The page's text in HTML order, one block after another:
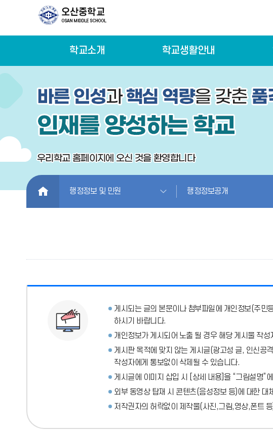
학교소개 학교생활안내
HOME 행정정보 및 민원 행정정보공개
게시되는 글의 본문이나 첨부파일에 개인정보(주민
하시기 바랍니다.
개인정보가 게시되어 노출 될 경우 해당 게시물 작
게시판 목적에 맞지 않는 게시글(광고성 글, 인신공
작성자에게 통보없이 삭제될 수 있습니다.
게시글에 이미지 삽입 시 [상세 내용]을 “그림설명”
외부 동영상 탑재 시 콘텐츠(음성정보 등)에 대한
저작권자의 허락없이 제작물(사진,그림,영상,폰트